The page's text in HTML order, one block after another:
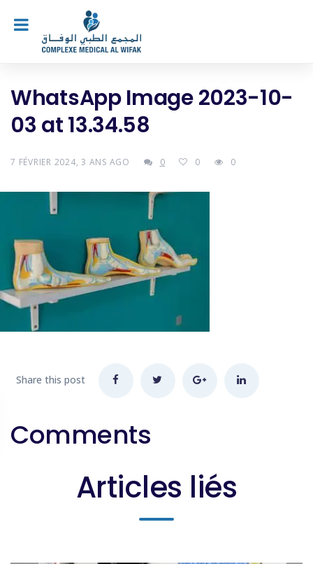
WhatsApp Image 2023-10-
03 at 13.34.58
7 FÉVRIER 2024, 3 ANS AGO 0 0 0
Share this post
Comments
Articles liés